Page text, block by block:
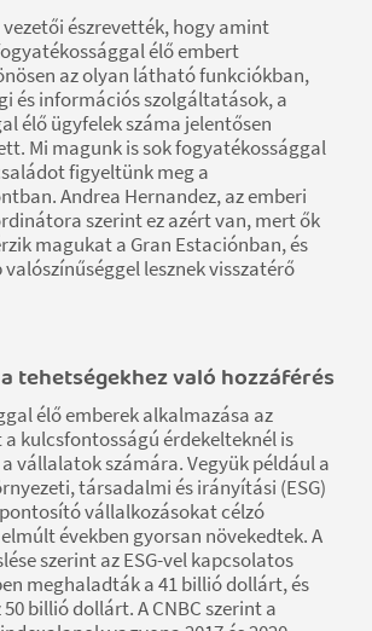
vezetői észrevették, hogy amint
élő embert
az olyan látható funkciókban,
és információs szolgáltatások, a
élő ügyfelek száma jelentősen
Mi magunk is sok fogyatékossággal
figyeltünk meg a
Andrea Hernandez, az emberi
szerint ez azért van, mert ők
magukat a Gran Estaciónban, és
lesznek visszatérő
tehetségekhez való hozzáférés
élő emberek alkalmazása az
kulcsfontosságú érdekelteknél is
vállalatok számára. Vegyük például a
társadalmi és irányítási (ESG)
vállalkozásokat célzó
években gyorsan növekedtek. A
szerint az ESG-vel kapcsolatos
meghaladták a 41 billió dollárt, és
billió dollárt. A CNBC szerint a